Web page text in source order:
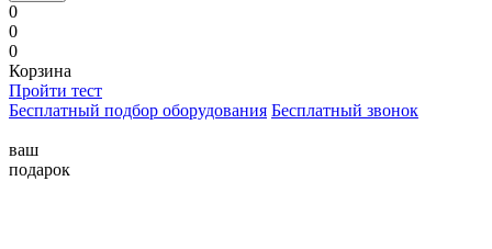
0
0
0
Корзина
Пройти тест
Бесплатный подбор оборудования Бесплатный звонок
ваш
подарок